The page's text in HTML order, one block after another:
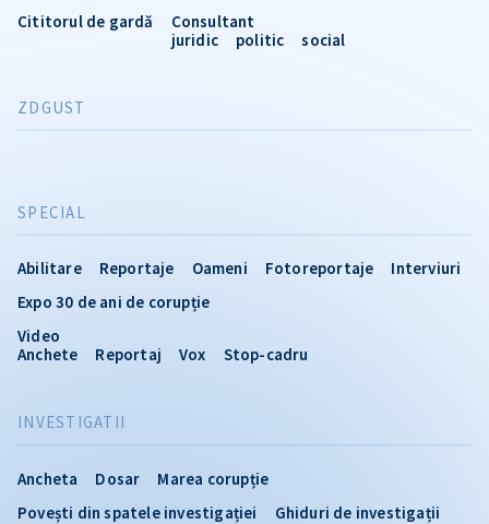
INVESTIGATII
Ancheta Dosar
Marea corupție
Povești din spatele investigației
Ghiduri de investigații
SPECIAL
Abilitare Reportaje Oameni Fotoreportaje
Interviuri
Expo 30 de ani de corupție
Video
Anchete
Reportaj Vox Stop-cadru
Cititorul de gardă
Consultant
juridic
politic social
ZDGUST